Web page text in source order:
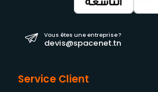
Vous êtes une entreprise ?
devis@spacenet.tn
Service Client